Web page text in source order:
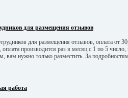
для размещения отзывов
для размещения отзывов, оплата от
оплата производится раз в месяц с 1 по 5
вам нужно только разместить. За
работа